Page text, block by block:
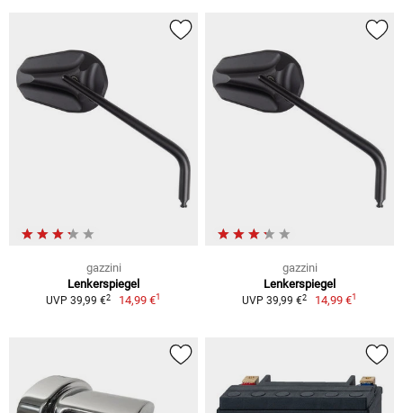
gazzini
Lenkerspiegel
UVP 39,99 €2 14,99 €1
gazzini
Lenkerspiegel
UVP 39,99 €2 14,99 €1